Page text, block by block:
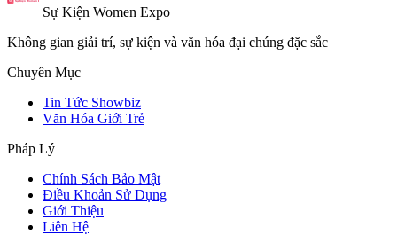
Sự Kiện Women Expo
Không gian giải trí, sự kiện và văn hóa đại chúng đặc sắc
Chuyên Mục
Tin Tức Showbiz
Văn Hóa Giới Trẻ
Pháp Lý
Chính Sách Bảo Mật
Điều Khoản Sử Dụng
Giới Thiệu
Liên Hệ